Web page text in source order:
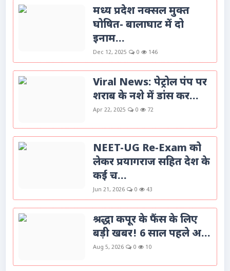
मध्य प्रदेश नक्सल मुक्त
घोषित- बालाघाट में दो
इनाम...
Dec 12, 2025 0 146
Viral News: पेट्रोल पंप पर
शराब के नशे में डांस कर...
Apr 22, 2025 0 72
NEET-UG Re-Exam को
लेकर प्रयागराज सहित देश के
कई च...
Jun 21, 2026 0 43
श्रद्धा कपूर के फैंस के लिए
बड़ी खबर! 6 साल पहले अ...
Aug 5, 2026 0 10